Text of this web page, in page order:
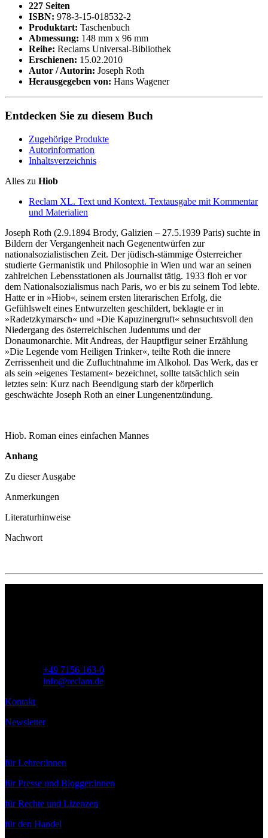
227 Seiten
ISBN: 978-3-15-018532-2
Produktart: Taschenbuch
Abmessung: 148 mm x 96 mm
Reihe: Reclams Universal-Bibliothek
Erschienen: 15.02.2010
Autor / Autorin: Joseph Roth
Herausgegeben von: Hans Wagener
Entdecken Sie zu diesem Buch
Zugehörige Produkte
Autorinformation
Inhaltsverzeichnis
Alles zu Hiob
Reclam XL. Text und Kontext. Textausgabe mit Kommentar
und Materialien
Joseph Roth (2.9.1894 Brody, Galizien – 27.5.1939 Paris) suchte in
Bildern der Vergangenheit nach Gegenentwürfen zur
nationalsozialistischen Zeit. Der jüdisch-stämmige Österreicher
studierte Germanistik und Philosophie in Wien und war an seinen
zahlreichen Lebensstationen als Journalist tätig. 1933 floh er vor
dem Nationalsozialismus nach Paris, wo er bis zu seinem Tod lebte.
Hatte er in »Hiob«, seinem ersten literarischen Erfolg, die
Gefühlswelt eines Entwurzelten geschildert, beklagte er in
»Radetzkymarsch« und »Die Kapuzinergruft« sehnsuchtsvoll den
Niedergang des österreichischen Judentums und der
Donaumonarchie. Mit Andreas, der Hauptfigur seiner Erzählung
»Die Legende vom Heiligen Trinker«, teilte Roth die innere
Zerrissenheit und die Zufluchtnahme im Alkohol. Das Werk, das er
als sein »eigenes Testament« bezeichnet, sollte tatsächlich sein
letztes sein: Kurz nach Beendigung starb der körperlich
geschwächte Joseph Roth an einer Lungenentzündung.
Hiob. Roman eines einfachen Mannes
Anhang
Zu dieser Ausgabe
Anmerkungen
Literaturhinweise
Nachwort
+49 7156 163-0
info@reclam.de
Kontakt
Newsletter
für Lehrer:innen
für Presse und Blogger:innen
für Rechte und Lizenzen
für den Handel